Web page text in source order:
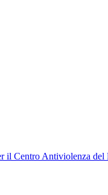
il Centro Antiviolenza del